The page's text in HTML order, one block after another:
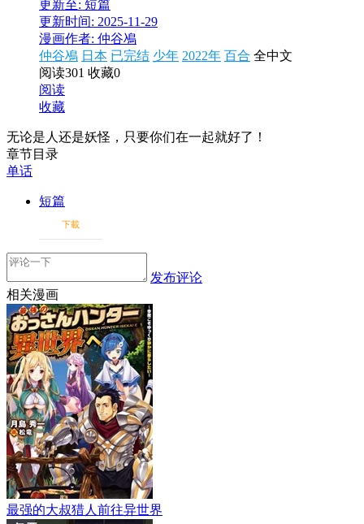
更新至: 短篇
更新时间: 2025-11-29
漫画作者: 仲谷鳰
仲谷鳰 日本 已完结 少年 2022年 百合 全中文
阅读301 收藏0
阅读
收藏
无论是人还是妖怪，只要你们在一起就好了！
章节目录
单话
短篇
下載
发布评论
相关漫画
最强的大叔猎人前往异世界